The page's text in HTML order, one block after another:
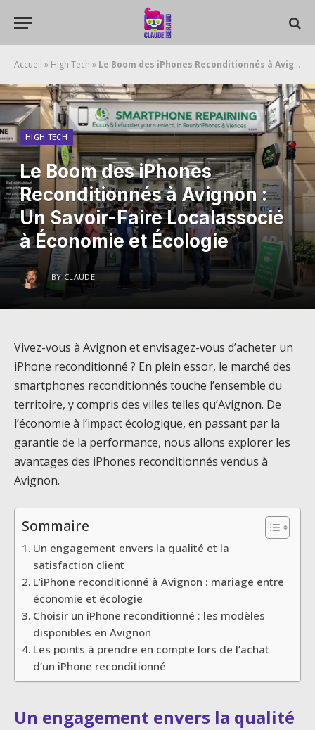
Accueil » High Tech » Le Boom des iPhones Reconditionnés à Avignon : Un Savoir-Faire Localassocié à Économie et Écologie
HIGH TECH
Le Boom des iPhones
Reconditionnés à Avignon :
Un Savoir-Faire Localassocié
à Économie et Écologie
BY CLAUDE
Vivez-vous à Avignon et envisagez-vous d’acheter un
iPhone reconditionné ? En plein essor, le marché des
smartphones reconditionnés touche l’ensemble du
territoire, y compris des villes telles qu’Avignon. De
l’économie à l’impact écologique, en passant par la
garantie de la performance, nous allons explorer les
avantages des iPhones reconditionnés vendus à
Avignon.
Sommaire
Un engagement envers la qualité et la
satisfaction client
L’iPhone reconditionné à Avignon : mariage entre
économie et écologie
Choisir un iPhone reconditionné : les modèles
disponibles en Avignon
Les points à prendre en compte lors de l’achat
d’un iPhone reconditionné
Un engagement envers la qualité